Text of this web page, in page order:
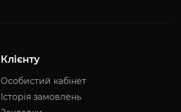
Клієнту
Особистий кабінет
Історія замовлень